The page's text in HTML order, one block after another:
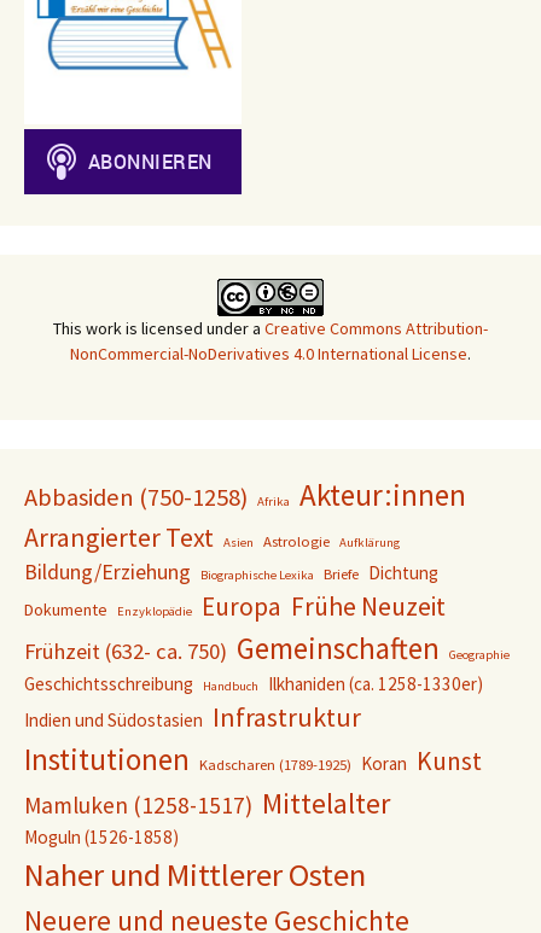
This work is licensed under a Creative Commons Attribution-
NonCommercial-NoDerivatives 4.0 International License.
Abbasiden (750-1258) Afrika Akteur:innen
Arrangierter Text Asien Astrologie Aufklärung
Bildung/Erziehung Biographische Lexika Briefe Dichtung
Dokumente Enzyklopädie Europa Frühe Neuzeit
Frühzeit (632- ca. 750) Gemeinschaften Geographie
Geschichtsschreibung Handbuch
Ilkhaniden (ca. 1258-1330er)
Indien und Südostasien Infrastruktur
Institutionen Kadscharen (1789-1925) Koran Kunst
Mamluken (1258-1517) Mittelalter
Moguln (1526-1858)
Naher und Mittlerer Osten
Neuere und neueste Geschichte